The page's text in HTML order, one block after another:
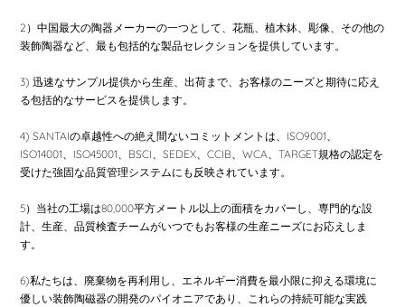
2）中国最大の陶器メーカーの一つとして、花瓶、植木鉢、彫像、その他の
装飾陶器など、最も包括的な製品セレクションを提供しています。
3) 迅速なサンプル提供から生産、出荷まで、お客様のニーズと期待に応え
る包括的なサービスを提供します。
4) SANTAIの卓越性への絶え間ないコミットメントは、ISO9001、
ISO14001、ISO45001、BSCI、SEDEX、CCIB、WCA、TARGET規格の認定を
受けた強固な品質管理システムにも反映されています。
5）当社の工場は80,000平方メートル以上の面積をカバーし、専門的な設
計、生産、品質検査チームがいつでもお客様の生産ニーズにお応えしま
す。
6)私たちは、廃棄物を再利用し、エネルギー消費を最小限に抑える環境に
優しい装飾陶磁器の開発のパイオニアであり、これらの持続可能な実践